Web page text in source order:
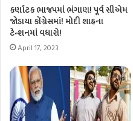
કર્ણાટક ભાજપમાં ભંગાણ! પૂર્વ સીએમ
જોડાયા કોંગ્રેસમાં! મોદી શાહના
ટેન્શનમાં વધારો!
April 17, 2023